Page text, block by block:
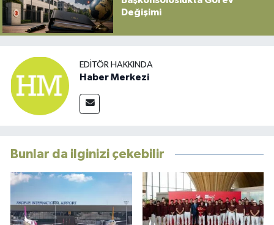
Değişimi
EDITÖR HAKKINDA
Haber Merkezi
Bunlar da ilginizi çekebilir